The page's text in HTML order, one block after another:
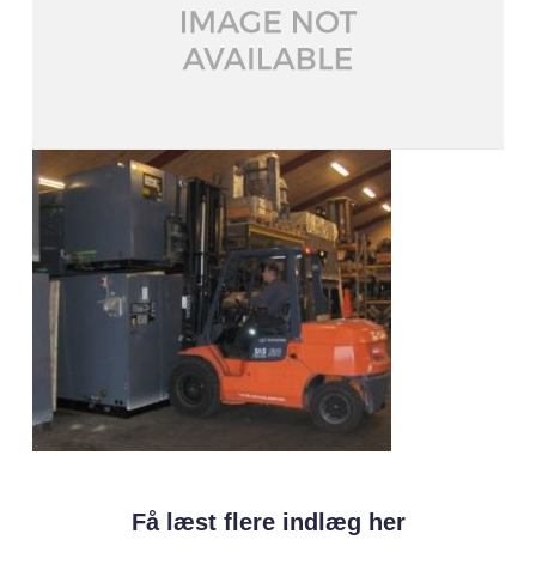
Få læst flere indlæg her